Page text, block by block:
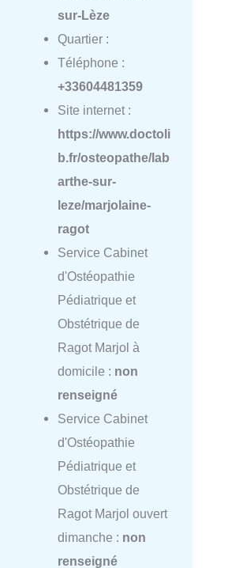
sur-Lèze
Quartier :
Téléphone :
+33604481359
Site internet :
https://www.doctoli
b.fr/osteopathe/lab
arthe-sur-
leze/marjolaine-
ragot
Service Cabinet
d'Ostéopathie
Pédiatrique et
Obstétrique de
Ragot Marjol à
domicile : non
renseigné
Service Cabinet
d'Ostéopathie
Pédiatrique et
Obstétrique de
Ragot Marjol ouvert
dimanche : non
renseigné